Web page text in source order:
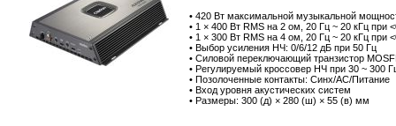
• 420 Вт максимальной музыкальной
• 1 × 400 Вт RMS на 2 ом, 20 Гц ~ 20 кГц при
• 1 × 300 Вт RMS на 4 ом, 20 Гц ~ 20 кГц при
• Выбор усиления НЧ: 0/6/12 дБ при 50 Гц
• Силовой переключающий транзистор
• Регулируемый кроссовер НЧ при 30 ~ 300
• Позолоченные контакты: Синх/АС/Питание
• Вход уровня акустических систем
• Размеры: 300 (д) × 280 (ш) × 55 (в) мм